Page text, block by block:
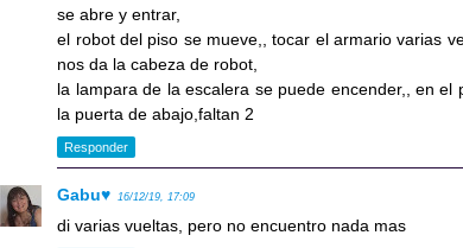
se abre y entrar,
el robot del piso se mueve,, tocar el armario varias
nos da la cabeza de robot,
la lampara de la escalera se puede encender,, en
la puerta de abajo,faltan 2
Responder
Gabu♥ 16/12/19, 17:09
di varias vueltas, pero no encuentro nada mas